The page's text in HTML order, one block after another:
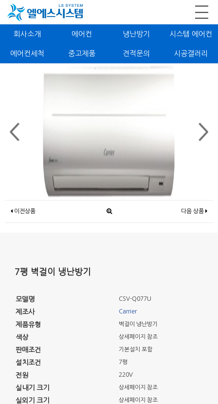
회사소개 에어컨 냉난방기 시스템 에어컨
에어컨세척 중고제품 견적문의 시공갤러리
이전상품 다음 상품
7평 벽걸이 냉난방기
모델명 CSV-Q077U
제조사 Carrier
제품유형 벽걸이 냉난방기
색상 상세페이지 참조
판매조건 기본설치 포함
설치조건 7평
전원 220V
실내기 크기 상세페이지 참조
실외기 크기 상세페이지 참조